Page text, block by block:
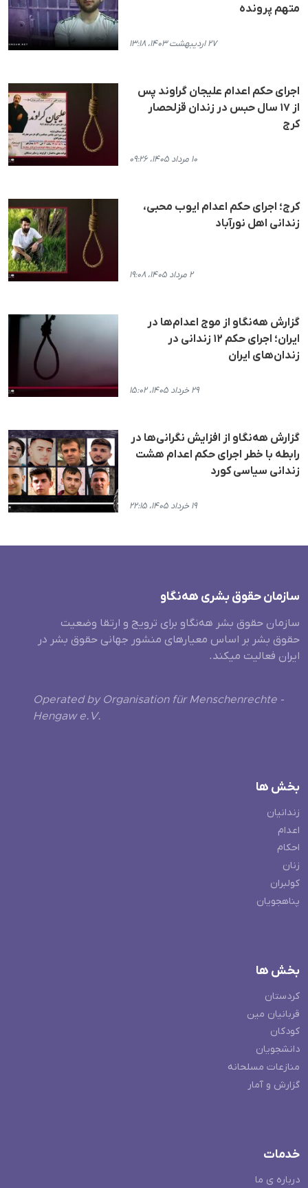
متهم پرونده
۲۷ اردیبهشت ۱۴۰۳، ۱۳:۱۸
اجرای حکم اعدام علیجان گراوند پس
از ۱۷ سال حبس در زندان قزلحصار
کرج
۱۰ مرداد ۱۴۰۵، ۰۹:۲۶
کرج؛ اجرای حکم اعدام ایوب محبی،
زندانی اهل نورآباد
۲ مرداد ۱۴۰۵، ۱۹:۰۸
گزارش هه‌نگاو از موج اعدام‌ها در
ایران؛ اجرای حکم ۱۲ زندانی در
زندان‌های ایران
۲۹ خرداد ۱۴۰۵، ۱۵:۰۲
گزارش هه‌نگاو از افزایش نگرانی‌ها در
رابطە با خطر اجرای حکم اعدام هشت
زندانی سیاسی کورد
۱۹ خرداد ۱۴۰۵، ۲۲:۱۵
سازمان حقوق بشری هەنگاو
سازمان حقوق بشر هه‌نگاو برای ترویج و ارتقا وضعیت
حقوق بشر بر اساس معیارهای منشور جهانی حقوق بشر در
ایران فعالیت میکند.
Operated by Organisation für Menschenrechte -
Hengaw e.V.
بخش ها
زندانیان
اعدام
احکام
زنان
کولبران
پناهجویان
بخش ها
کردستان
قربانیان مین
کودکان
دانشجویان
منازعات مسلحانه
گزارش و آمار
خدمات
درباره ی ما